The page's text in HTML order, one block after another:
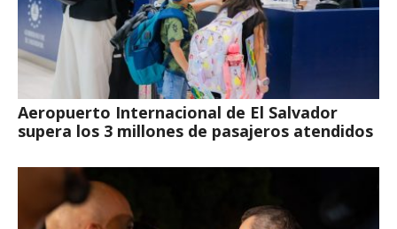
Aeropuerto Internacional de El Salvador
supera los 3 millones de pasajeros atendidos